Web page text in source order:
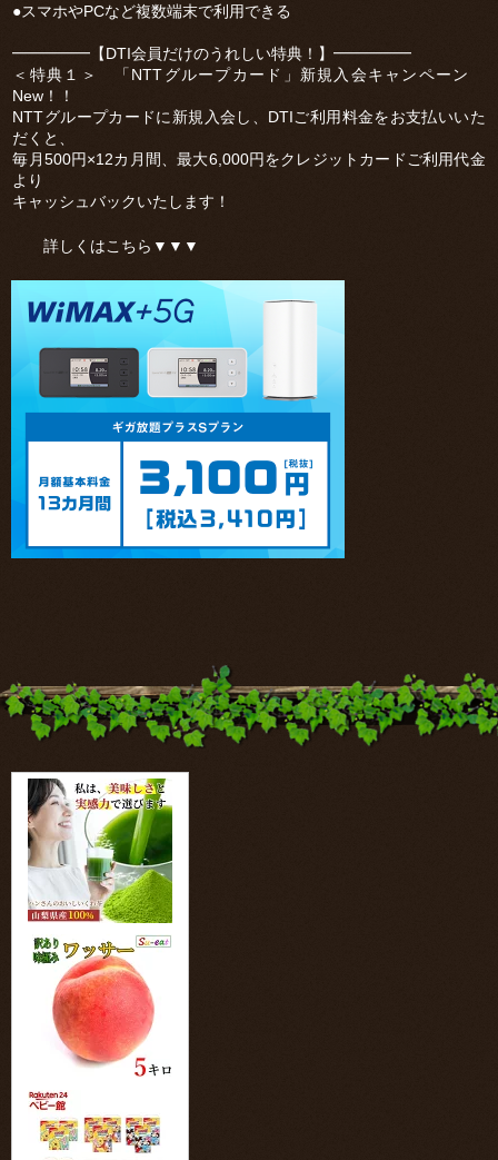
●スマホやPCなど複数端末で利用できる
━━━━━【DTI会員だけのうれしい特典！】━━━━━
＜特典１＞ 「NTTグループカード」新規入会キャンペーン
New！！
NTTグループカードに新規入会し、DTIご利用料金をお支払いいた
だくと、
毎月500円×12カ月間、最大6,000円をクレジットカードご利用代金
より
キャッシュバックいたします！
詳しくはこちら▼▼▼